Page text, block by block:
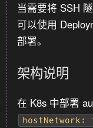
当需要将 SSH
可以使用
部署。
架构说明
在 K8s 中部署
hostNetwork: